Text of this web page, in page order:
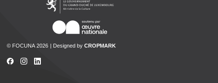
© FOCUNA 2026 Designed by CROPMARK